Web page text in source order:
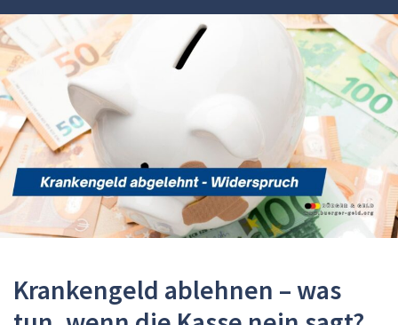
Krankengeld ablehnen – was